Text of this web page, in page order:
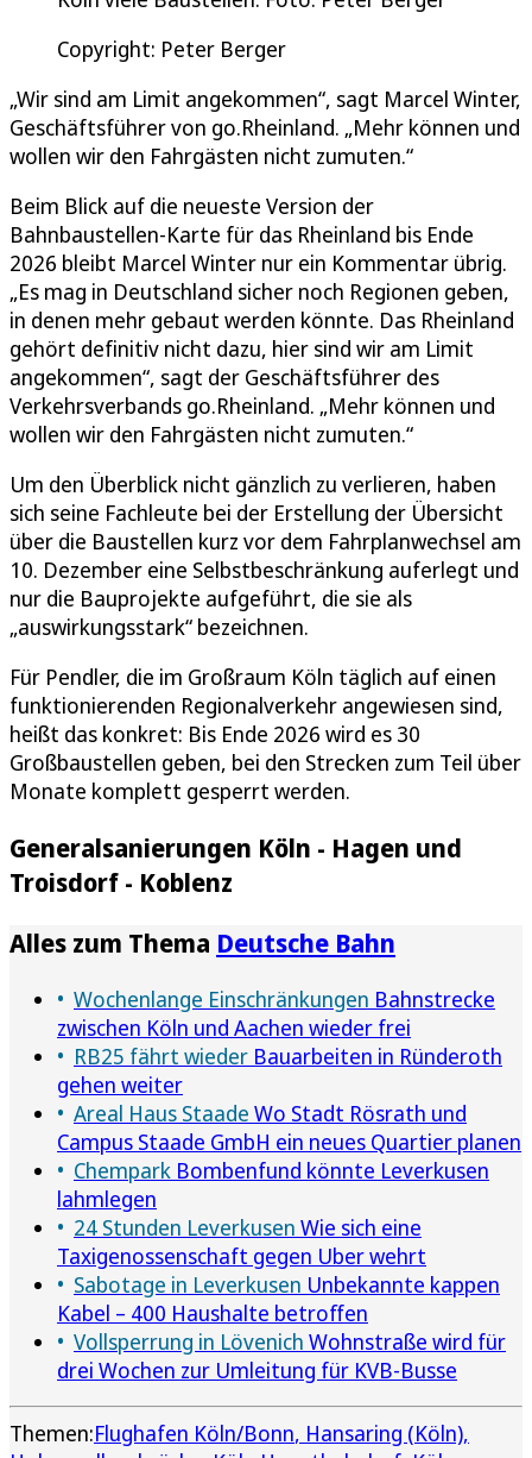
Copyright: Peter Berger
„Wir sind am Limit angekommen“, sagt Marcel Winter,
Geschäftsführer von go.Rheinland. „Mehr können und
wollen wir den Fahrgästen nicht zumuten.“
Beim Blick auf die neueste Version der
Bahnbaustellen-Karte für das Rheinland bis Ende
2026 bleibt Marcel Winter nur ein Kommentar übrig.
„Es mag in Deutschland sicher noch Regionen geben,
in denen mehr gebaut werden könnte. Das Rheinland
gehört definitiv nicht dazu, hier sind wir am Limit
angekommen“, sagt der Geschäftsführer des
Verkehrsverbands go.Rheinland. „Mehr können und
wollen wir den Fahrgästen nicht zumuten.“
Um den Überblick nicht gänzlich zu verlieren, haben
sich seine Fachleute bei der Erstellung der Übersicht
über die Baustellen kurz vor dem Fahrplanwechsel am
10. Dezember eine Selbstbeschränkung auferlegt und
nur die Bauprojekte aufgeführt, die sie als
„auswirkungsstark“ bezeichnen.
Für Pendler, die im Großraum Köln täglich auf einen
funktionierenden Regionalverkehr angewiesen sind,
heißt das konkret: Bis Ende 2026 wird es 30
Großbaustellen geben, bei den Strecken zum Teil über
Monate komplett gesperrt werden.
Generalsanierungen Köln - Hagen und
Troisdorf - Koblenz
Alles zum Thema Deutsche Bahn
Wochenlange Einschränkungen Bahnstrecke
zwischen Köln und Aachen wieder frei
RB25 fährt wieder Bauarbeiten in Ründeroth
gehen weiter
Areal Haus Staade Wo Stadt Rösrath und
Campus Staade GmbH ein neues Quartier planen
Chempark Bombenfund könnte Leverkusen
lahmlegen
24 Stunden Leverkusen Wie sich eine
Taxigenossenschaft gegen Uber wehrt
Sabotage in Leverkusen Unbekannte kappen
Kabel – 400 Haushalte betroffen
Vollsperrung in Lövenich Wohnstraße wird für
drei Wochen zur Umleitung für KVB-Busse
Themen:Flughafen Köln/Bonn Hansaring (Köln)